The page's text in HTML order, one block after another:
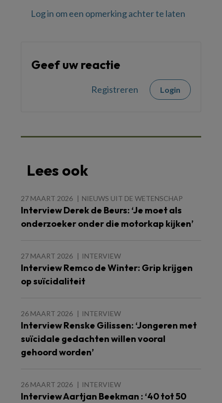
Log in om een opmerking achter te laten
Geef uw reactie
Registreren Login
Lees ook
27 MAART 2026 NIEUWS UIT DE WETENSCHAP
Interview Derek de Beurs: ‘Je moet als
onderzoeker onder die motorkap kijken’
27 MAART 2026 INTERVIEW
Interview Remco de Winter: Grip krijgen
op suïcidaliteit
26 MAART 2026 INTERVIEW
Interview Renske Gilissen: ‘Jongeren met
suïcidale gedachten willen vooral
gehoord worden’
26 MAART 2026 INTERVIEW
Interview Aartjan Beekman : ‘40 tot 50